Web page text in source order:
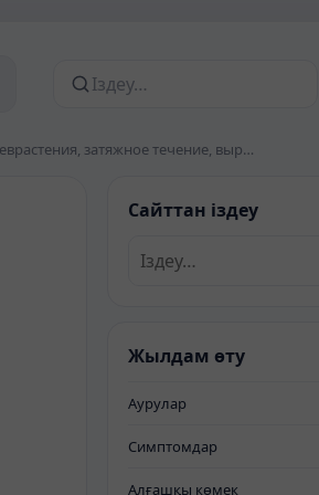
Сайттан іздеу
Невротическое развитие личности по астеническому типу. Неврастения, затяжное течение, выраженный астенодепрессивный синдром
Сайттан іздеу
Жылдам өту
Аурулар
Симптомдар
Алғашқы көмек